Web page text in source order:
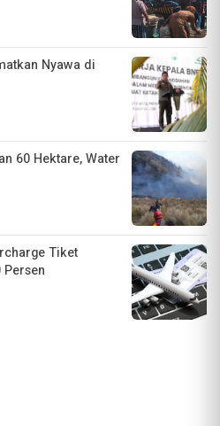
Nyawa di
60 Hektare, Water
Tiket